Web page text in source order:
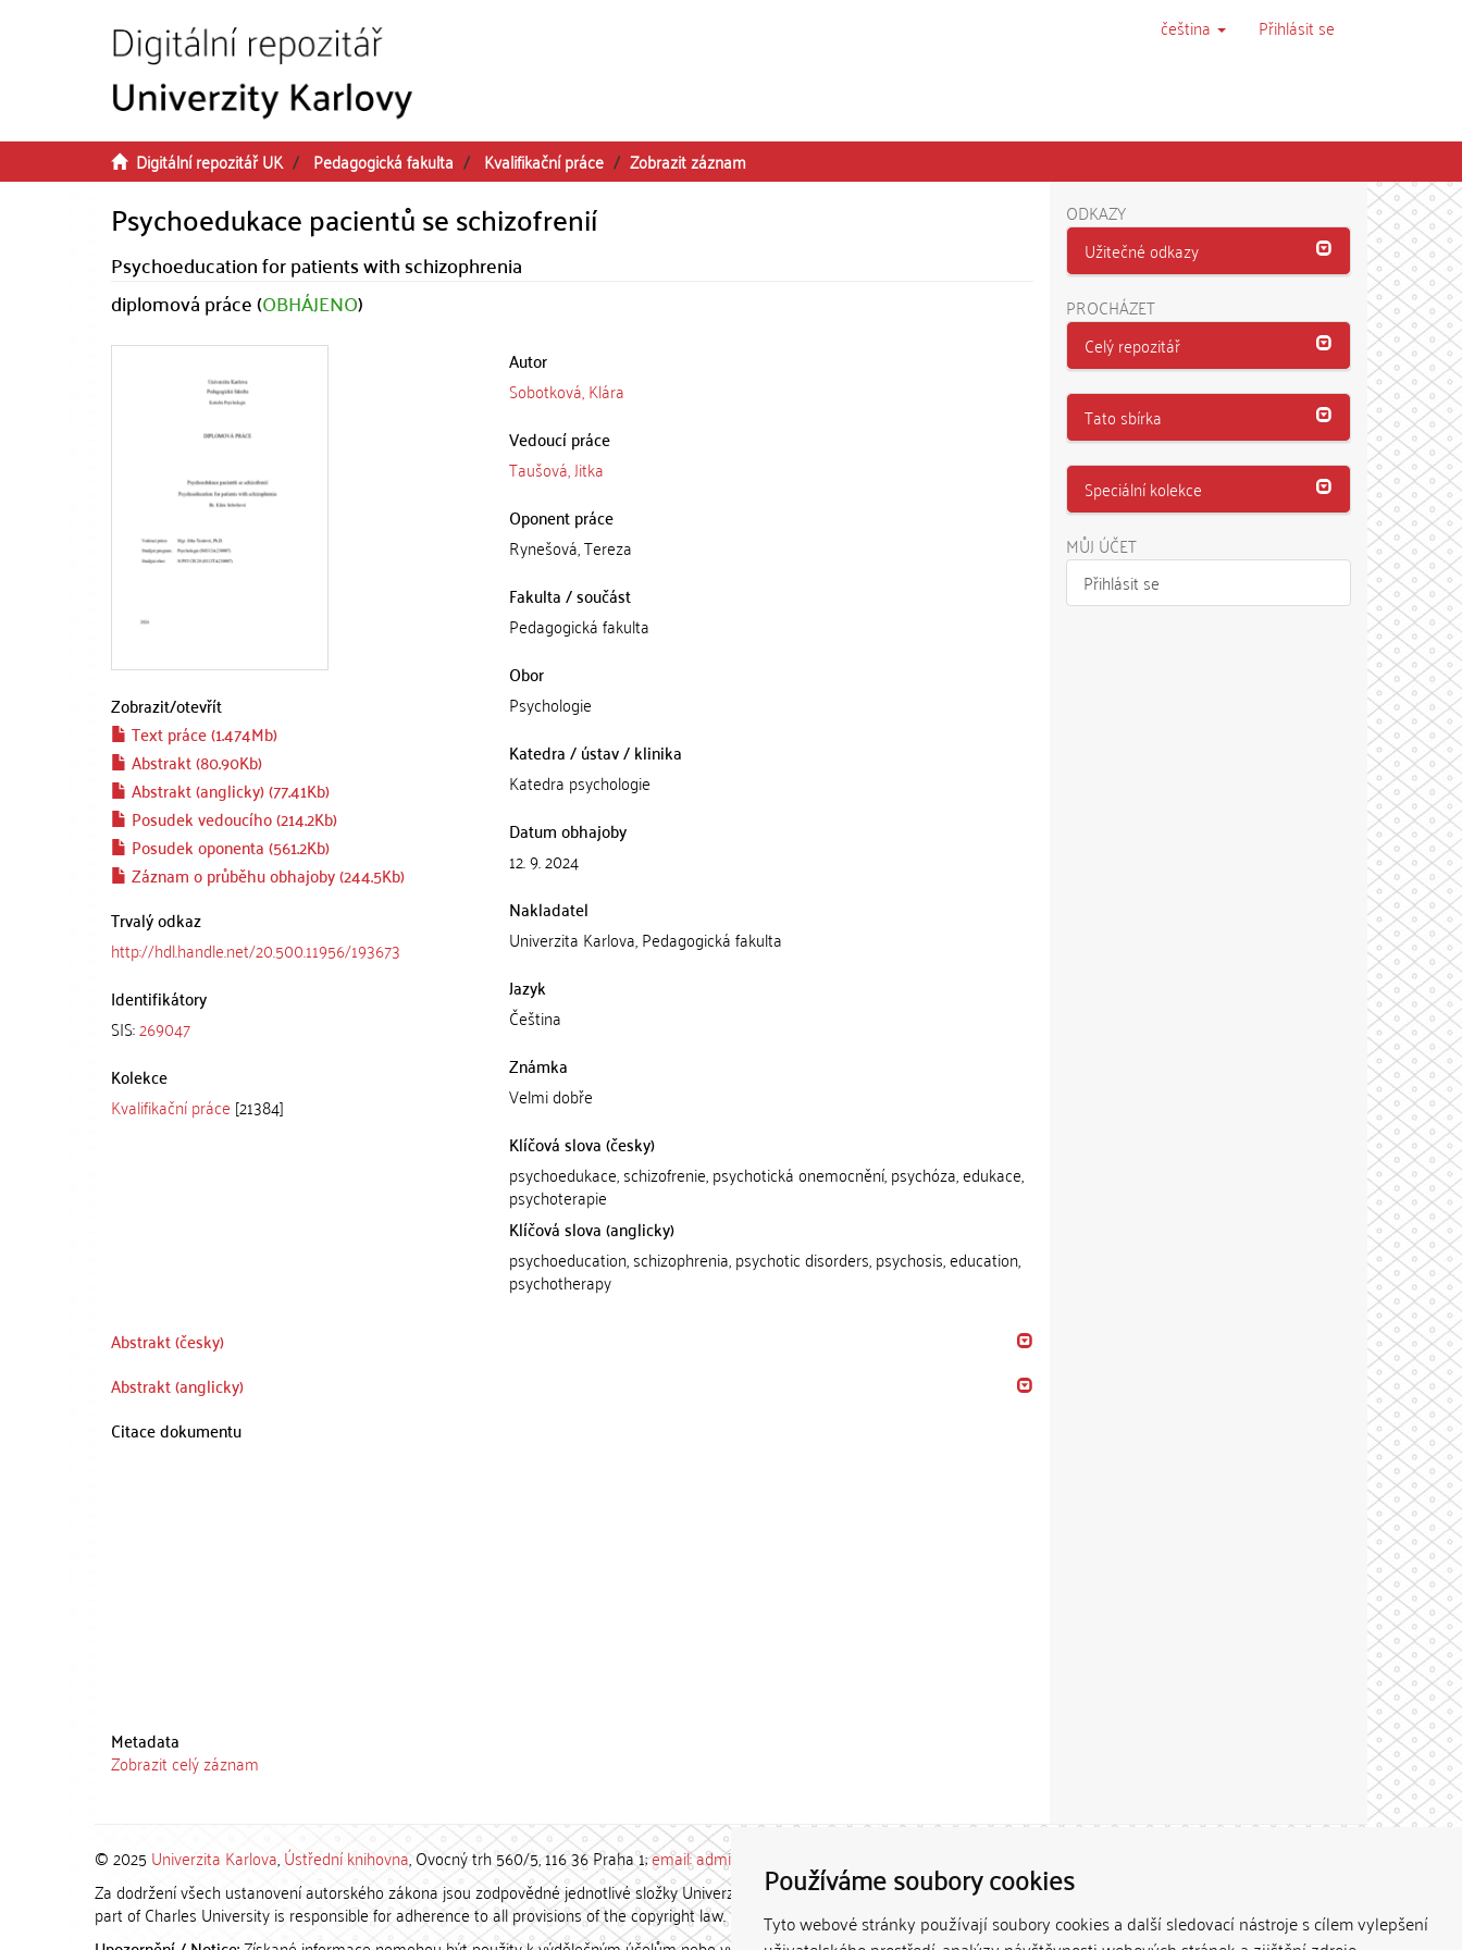
Používáme soubory cookies
Tyto webové stránky používají soubory cookies a další sledovací nástroje s cílem vylepšení
čeština Přihlásit se
Digitální repozitář UK Pedagogická fakulta Kvalifikační práce Zobrazit záznam
Psychoedukace pacientů se schizofrenií
Psychoeducation for patients with schizophrenia
diplomová práce (OBHÁJENO)
Zobrazit/otevřít
Text práce (1.474Mb)
Abstrakt (80.90Kb)
Abstrakt (anglicky) (77.41Kb)
Posudek vedoucího (214.2Kb)
Posudek oponenta (561.2Kb)
Záznam o průběhu obhajoby (244.5Kb)
Trvalý odkaz
http://hdl.handle.net/20.500.11956/193673
Identifikátory
SIS:269047
Kolekce
Kvalifikační práce [21384]
Autor
Sobotková, Klára
Vedoucí práce
Taušová, Jitka
Oponent práce
Rynešová, Tereza
Fakulta / součást
Pedagogická fakulta
Obor
Psychologie
Katedra / ústav / klinika
Katedra psychologie
Datum obhajoby
12. 9. 2024
Nakladatel
Univerzita Karlova, Pedagogická fakulta
Jazyk
Čeština
Známka
Velmi dobře
Klíčová slova (česky)
psychoedukace, schizofrenie, psychotická onemocnění, psychóza, edukace,
psychoterapie
Klíčová slova (anglicky)
psychoeducation, schizophrenia, psychotic disorders, psychosis, education,
psychotherapy
Abstrakt (česky)
Abstrakt (anglicky)
Citace dokumentu
Metadata
Zobrazit celý záznam
ODKAZY
Užitečné odkazy
PROCHÁZET
Celý repozitář
Tato sbírka
Speciální kolekce
MŮJ ÚČET
Přihlásit se
© 2025 Univerzita Karlova,Ústřední knihovna, Ovocný trh 560/5, 116 36 Praha 1;email: admin-repozitar [at] cuni.cz
Za dodržení všech ustanovení autorského zákona jsou zodpovědné jednotlivé složky Univerzity Karlovy. / Each constituent
part of Charles University is responsible for adherence to all provisions of the copyright law.